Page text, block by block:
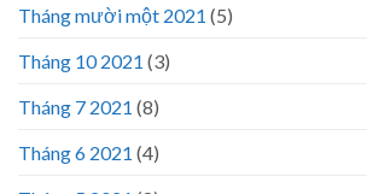
Tháng mười một 2021 (5)
Tháng 10 2021 (3)
Tháng 7 2021 (8)
Tháng 6 2021 (4)